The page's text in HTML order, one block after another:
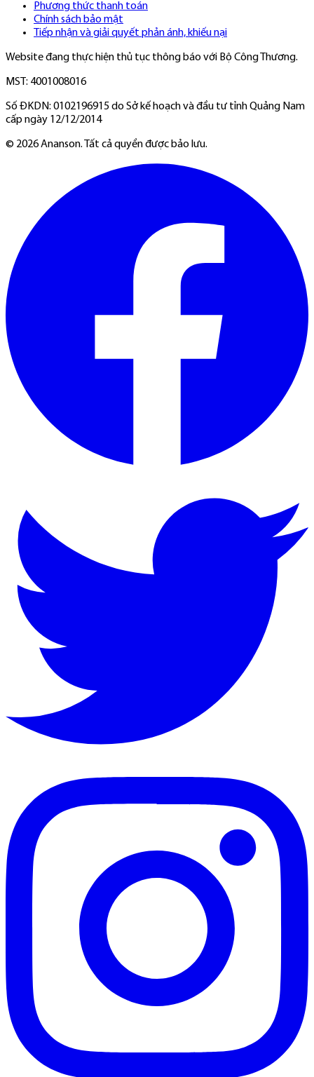
Phương thức thanh toán
Chính sách bảo mật
Tiếp nhận và giải quyết phản ánh, khiếu nại
Website đang thực hiện thủ tục thông báo với Bộ Công Thương.
MST: 4001008016
Số ĐKDN: 0102196915 do Sở kế hoạch và đầu tư tỉnh Quảng Nam
cấp ngày 12/12/2014
© 2026Ananson. Tất cả quyền được bảo lưu.